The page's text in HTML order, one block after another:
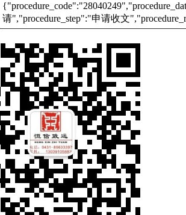
请","procedure_step":"申请收文